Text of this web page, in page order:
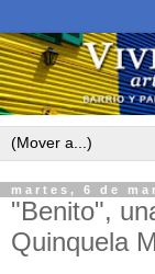
martes, 6 de
"Benito",
Quinquela